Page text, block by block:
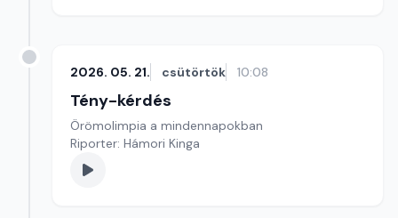
2026. 05. 21. csütörtök 10:08
Tény-kérdés
Örömolimpia a mindennapokban
Riporter: Hámori Kinga